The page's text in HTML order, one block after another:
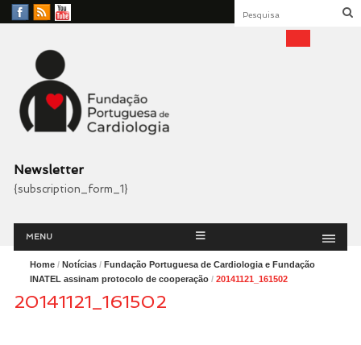
Facebook
RSS
YouTube
Fundação Portuguesa
Cardiologia
Newsletter
{subscription_form_1}
Menu
MENU
Home/ Notícias/ Fundação Portuguesa de Cardiologia e Fundação
INATEL assinam protocolo de cooperação/ 20141121_161502
20141121_161502